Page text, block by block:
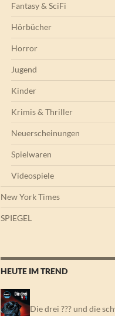
Fantasy & SciFi
Hörbücher
Horror
Jugend
Kinder
Krimis & Thriller
Neuerscheinungen
Spielwaren
Videospiele
New York Times
SPIEGEL
HEUTE IM TREND
Die drei ??? und die